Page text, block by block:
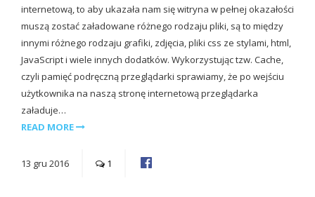
internetową, to aby ukazała nam się witryna w pełnej okazałości
muszą zostać załadowane różnego rodzaju pliki, są to między
innymi różnego rodzaju grafiki, zdjęcia, pliki css ze stylami, html,
JavaScript i wiele innych dodatków. Wykorzystując tzw. Cache,
czyli pamięć podręczną przeglądarki sprawiamy, że po wejściu
użytkownika na naszą stronę internetową przeglądarka
załaduje…
READ MORE
13 gru 2016 1